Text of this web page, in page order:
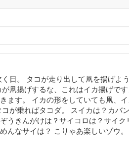
日。 タコが走り出して凧を揚げよ
凧揚げするな、これはイカ揚げで
ます。 イカの形をしていても凧、
が乗ればタコダ。 スイカは？カバ
うきんがけは？サイコロは？サイク
んなサイは？ こりゃあ楽しいゾウ